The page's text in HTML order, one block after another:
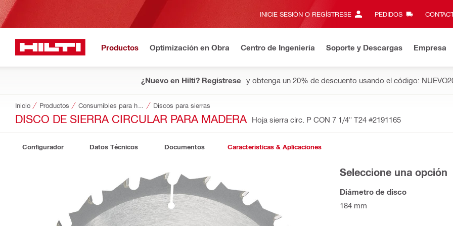
INICIE SESIÓN O REGÍSTRESE PEDIDOS
Productos Optimización en Obra Centro de Ingeniería Soporte y Descargas Empresa
¿Nuevo en Hilti? Regístrese y obtenga un 20% de descuento usando el código:
Inicio Productos Discos para sierras
DISCO DE SIERRA CIRCULAR PARA MADERA Hoja sierra circ. P CON 7 1/4" T24 #2191165
Configurador Datos Técnicos Documentos Características & Aplicaciones
Seleccione una opción
Diámetro de disco
184 mm